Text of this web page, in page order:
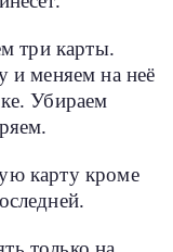
три карты.
и меняем на неё
Убираем
карту кроме